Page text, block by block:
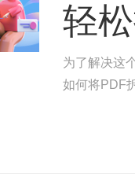
轻
为了解决这
如何将PDF